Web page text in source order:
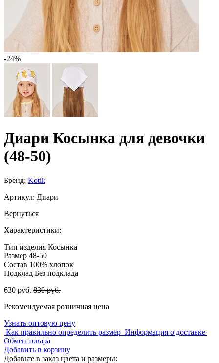
-24%
Диари Косынка для девочки
(48-50)
Бренд: Kotik
Артикул: Диари
Вернуться
Характеристики:
Тип изделия Косынка
Размер 48-50
Состав 100% хлопок
Подклад Без подклада
630 руб. 830 руб.
Рекомендуемая розничная цена
Узнать оптовую цену
Как правильно определить размер Информация о доставке
Обмен товара
Добавить в корзину
Добавьте в заказ цвета и размеры: